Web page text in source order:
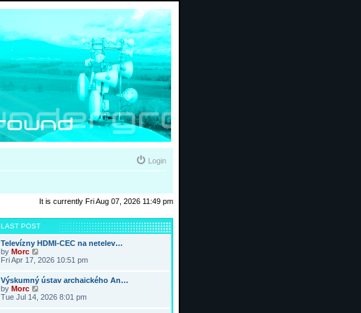
Login
It is currently Fri Aug 07, 2026 11:49 pm
LAST POST
Televízny HDMI-CEC na netelev…
by Morc
i
w
t
h
e
Fri Apr 17, 2026 10:51 pm
Výskumný ústav archaického An…
by Morc
i
Tue Jul 14, 2026 8:01 pm